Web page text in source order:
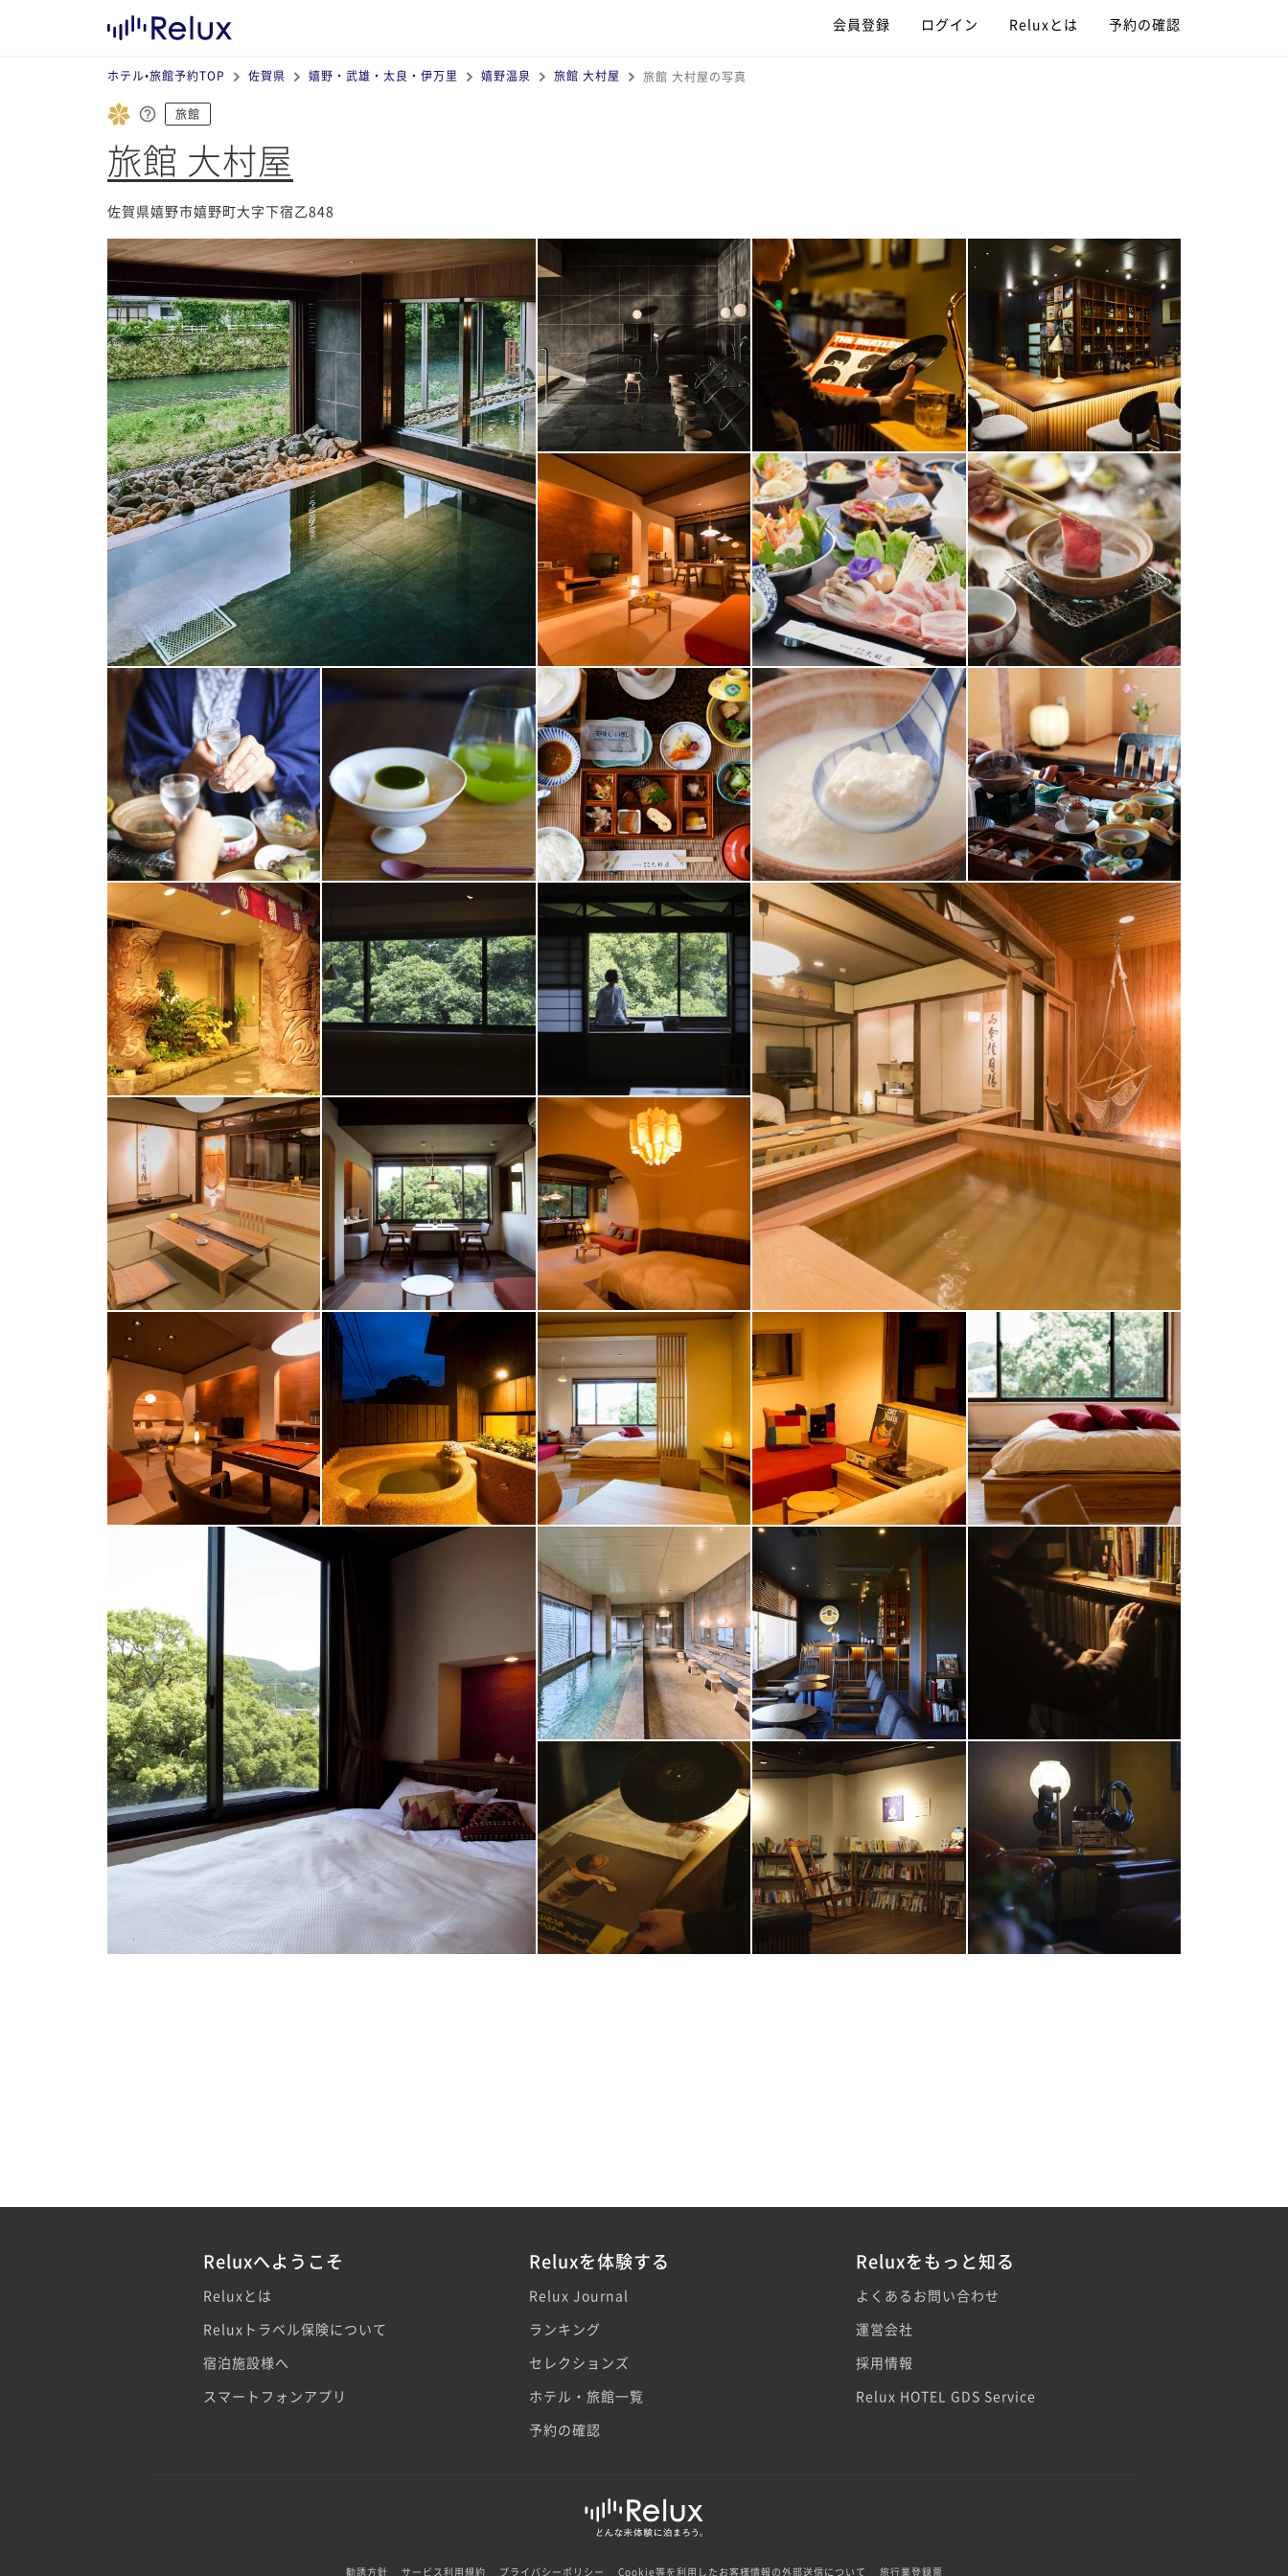
会員登録 ログイン Reluxとは 予約の確認
ホテル•旅館予約TOP 佐賀県 嬉野・武雄・太良・伊万里 嬉野温泉 旅館 大村屋 旅館 大村屋の写真
旅館
旅館 大村屋
佐賀県嬉野市嬉野町大字下宿乙848
Reluxへようこそ
Reluxとは
Reluxトラベル保険について
宿泊施設様へ
スマートフォンアプリ
Reluxを体験する
Relux Journal
ランキング
セレクションズ
ホテル・旅館一覧
予約の確認
Reluxをもっと知る
よくあるお問い合わせ
運営会社
採用情報
Relux HOTEL GDS Service
勧誘方針 サービス利用規約 プライバシーポリシー Cookie等を利用したお客様情報の外部送信について 旅行業登録票